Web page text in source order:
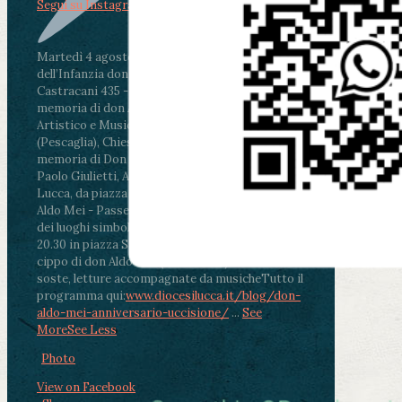
Martedì 4 agosto2026
ore 11:30 - Lucca, Scuola
dell’Infanzia don Aldo Mei - Viale Castruccio
Castracani 435 - Inaugurazione murales in
memoria di don Aldo Mei curato dal Liceo
Artistico e Musicale “Passaglia”
ore 18 - Fiano
(Pescaglia), Chiesa parrocchiale - Messa in
memoria di Don Aldo Mei celebrata da mons.
Paolo Giulietti, Arcivescovo di Lucca
ore 20.30 -
Lucca, da piazza San Michele al Cippo di don
Aldo Mei - Passeggiata della Memoria in alcuni
dei luoghi simbolo della città. Ritrovo alle ore
20.30 in piazza San Michele con conclusione al
cippo di don Aldo Mei (Porta Elisa). Durante le
soste, letture accompagnate da musicheTutto il
programma qui:www.diocesilucca.it/blog/don-
aldo-mei-anniversario-uccisione/ ... See
MoreSee Less
Photo
View on Facebook
Segui su Instagram